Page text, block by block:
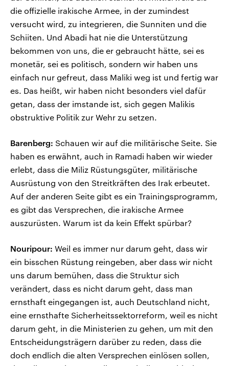
die offizielle irakische Armee, in der zumindest
versucht wird, zu integrieren, die Sunniten und die
Schiiten. Und Abadi hat nie die Unterstützung
bekommen von uns, die er gebraucht hätte, sei es
monetär, sei es politisch, sondern wir haben uns
einfach nur gefreut, dass Maliki weg ist und fertig war
es. Das heißt, wir haben nicht besonders viel dafür
getan, dass der imstande ist, sich gegen Malikis
obstruktive Politik zur Wehr zu setzen.
Barenberg: Schauen wir auf die militärische Seite. Sie
haben es erwähnt, auch in Ramadi haben wir wieder
erlebt, dass die Miliz Rüstungsgüter, militärische
Ausrüstung von den Streitkräften des Irak erbeutet.
Auf der anderen Seite gibt es ein Trainingsprogramm,
es gibt das Versprechen, die irakische Armee
auszurüsten. Warum ist da kein Effekt spürbar?
Nouripour: Weil es immer nur darum geht, dass wir
ein bisschen Rüstung reingeben, aber dass wir nicht
uns darum bemühen, dass die Struktur sich
verändert, dass es nicht darum geht, dass man
ernsthaft eingegangen ist, auch Deutschland nicht,
eine ernsthafte Sicherheitssektorreform, weil es nicht
darum geht, in die Ministerien zu gehen, um mit den
Entscheidungsträgern darüber zu reden, dass die
doch endlich die alten Versprechen einlösen sollen,